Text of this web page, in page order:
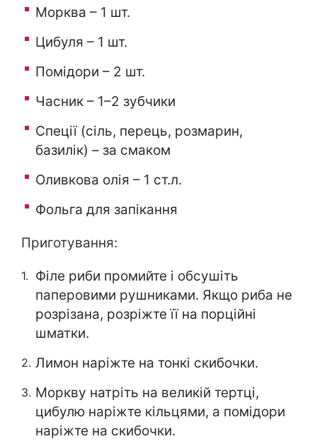
Морква – 1 шт.
Цибуля – 1 шт.
Помідори – 2 шт.
Часник – 1–2 зубчики
Спеції (сіль, перець, розмарин,
базилік) – за смаком
Оливкова олія – 1 ст.л.
Фольга для запікання
Приготування:
Філе риби промийте і обсушіть
паперовими рушниками. Якщо риба не
розрізана, розріжте її на порційні
шматки.
Лимон наріжте на тонкі скибочки.
Моркву натріть на великій тертці,
цибулю наріжте кільцями, а помідори
наріжте на скибочки.